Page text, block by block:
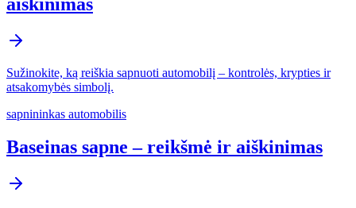
Sužinokite, ką reiškia sapnuoti automobilį – kontrolės, krypties ir
atsakomybės simbolį.
sapnininkas automobilis
Baseinas sapne – reikšmė ir aiškinimas